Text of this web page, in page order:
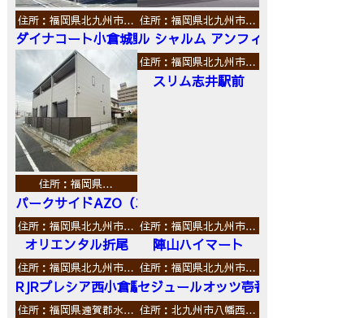
住所：福岡県北九州市…
ダイナコート小倉城野
住所：福岡県北九州市…
ル シャルム アンフィニ
住所：福岡県…
パークサイドAZO（エーゼットオー）
住所：福岡県北九州市…
スリム志井駅前
住所：福岡県北九州市…
オリエンタル折尾
住所：福岡県北九州市…
陣山ハイマート
住所：福岡県北九州市…
RJRプレシア西小倉駅前
住所：福岡県北九州市…
セジュールオッツ壱番館
住所：福岡県遠賀郡水… 住所：北九州市八幡西…